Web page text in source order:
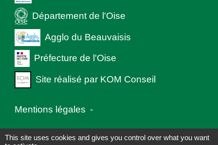
Département de l'Oise
Agglo du Beauvaisis
Préfecture de l'Oise
Site réalisé par KOM Conseil
Mentions légales -
Politique de confidentialité - Accessibilité -
This site uses cookies and gives you control over what you want